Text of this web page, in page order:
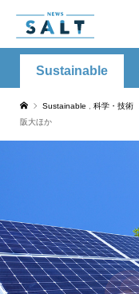
Sustainable
Sustainable 科学・技術
阪大ほか